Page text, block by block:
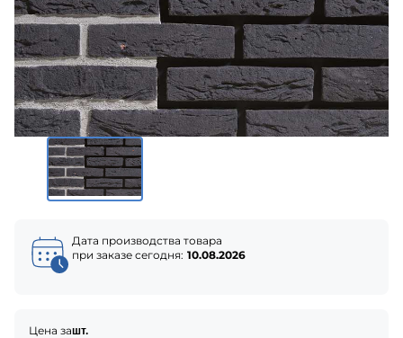
Дата производства товара
при заказе сегодня: 10.08.2026
Цена зашт.